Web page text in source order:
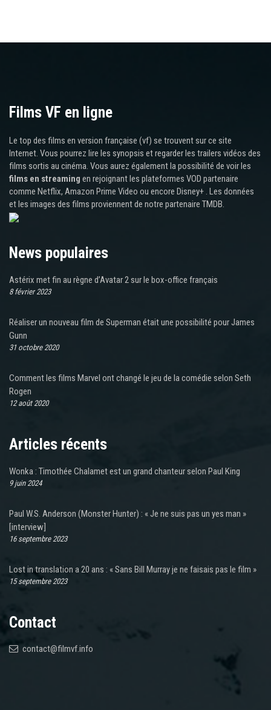
Films VF en ligne
Le top des films en version française (vf) se trouvent sur ce site
Internet. Vous pourrez lire les synopsis et regarder les trailers vidéos des
films sortis au cinéma. Vous aurez également la possibilité de voir les
films en streaming en rejoignant les plateformes VOD partenaire
comme Netflix, Amazon Prime Video ou encore Disney+ . Les données
et les images des films proviennent de notre partenaire TMDB.
News populaires
Astérix met fin au règne d’Avatar 2 sur le box-office français
8 février 2023
Réaliser un nouveau film de Superman était une possibilité pour James
Gunn
31 octobre 2020
Comment les films Marvel ont changé le jeu de la comédie selon Seth
Rogen
12 août 2020
Articles récents
Wonka : Timothée Chalamet est un grand chanteur selon Paul King
9 juin 2024
Paul W.S. Anderson (Monster Hunter) : « Je ne suis pas un yes man »
[interview]
16 septembre 2023
Lost in translation a 20 ans : « Sans Bill Murray je ne faisais pas le film »
15 septembre 2023
Contact
contact@filmvf.info